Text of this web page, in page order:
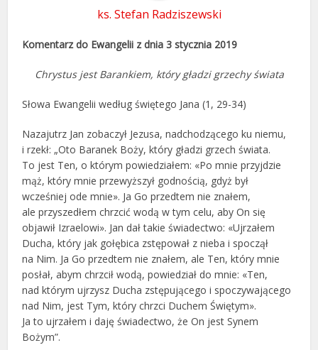
ks. Stefan Radziszewski
Komentarz do Ewangelii z dnia 3 stycznia 2019
Chrystus jest Barankiem, który gładzi grzechy świata
Słowa Ewangelii według świętego Jana (1, 29-34)
Nazajutrz Jan zobaczył Jezusa, nadchodzącego ku niemu,
i rzekł: „Oto Baranek Boży, który gładzi grzech świata.
To jest Ten, o którym powiedziałem: «Po mnie przyjdzie
mąż, który mnie przewyższył godnością, gdyż był
wcześniej ode mnie». Ja Go przedtem nie znałem,
ale przyszedłem chrzcić wodą w tym celu, aby On się
objawił Izraelowi». Jan dał takie świadectwo: «Ujrzałem
Ducha, który jak gołębica zstępował z nieba i spoczął
na Nim. Ja Go przedtem nie znałem, ale Ten, który mnie
posłał, abym chrzcił wodą, powiedział do mnie: «Ten,
nad którym ujrzysz Ducha zstępującego i spoczywającego
nad Nim, jest Tym, który chrzci Duchem Świętym».
Ja to ujrzałem i daję świadectwo, że On jest Synem
Bożym”.